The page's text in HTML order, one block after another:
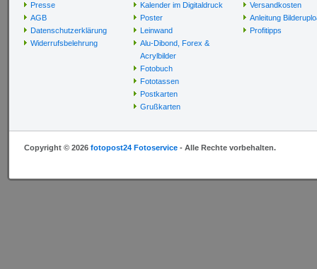
Presse
AGB
Datenschutzerklärung
Widerrufsbelehrung
Kalender im Digitaldruck
Poster
Leinwand
Alu-Dibond, Forex &
Acrylbilder
Fotobuch
Fototassen
Postkarten
Grußkarten
Versandkosten
Anleitung
Profitipps
Copyright © 2026 fotopost24 Fotoservice - Alle Rechte vorbehalten.